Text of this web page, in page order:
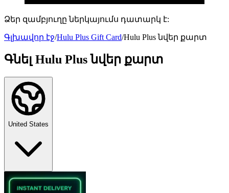
Ձեր զամբյուղը ներկայումս դատարկ է:
Գլխավոր էջ/Hulu Plus Gift Card/Hulu Plus նվեր քարտ
Գնել Hulu Plus նվեր քարտ
United States